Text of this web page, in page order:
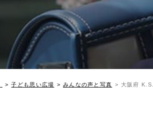
子ども思い広場 みんなの声と写真 大阪府 K.S.